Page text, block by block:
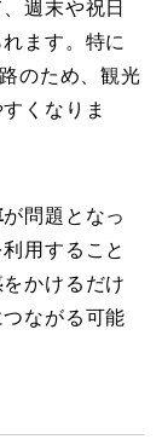
週末や祝日
ます。特に
のため、観光
くなりま
が問題となっ
用すること
かけるだけ
ながる可能